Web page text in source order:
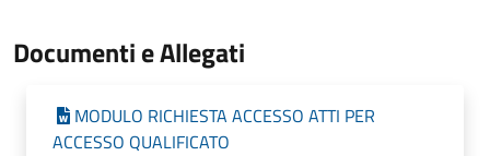
Documenti e Allegati
MODULO RICHIESTA ACCESSO ATTI PER
ACCESSO QUALIFICATO